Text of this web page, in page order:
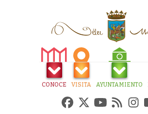
CONOCE VISITA AYUNTAMIENTO